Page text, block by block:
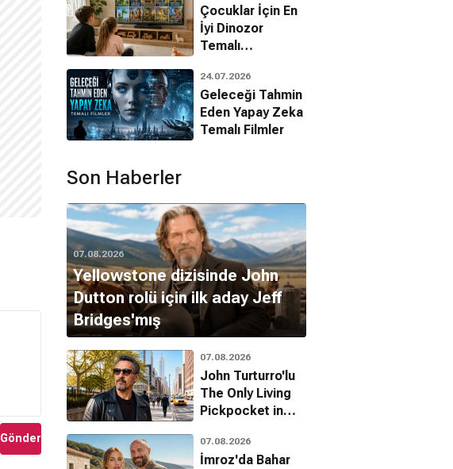
Gönder
Çocuklar İçin En
İyi Dinozor
Temalı
Filmleri
24.07.2026
Geleceği Tahmin
Eden Yapay Zeka
Temalı Filmler
Son Haberler
07.08.2026
Yellowstone dizisinde John
Dutton rolü için ilk aday Jeff
Bridges'mış
07.08.2026
John Turturro'lu
The Only Living
Pickpocket in
fragman geldi
07.08.2026
İmroz'da Bahar